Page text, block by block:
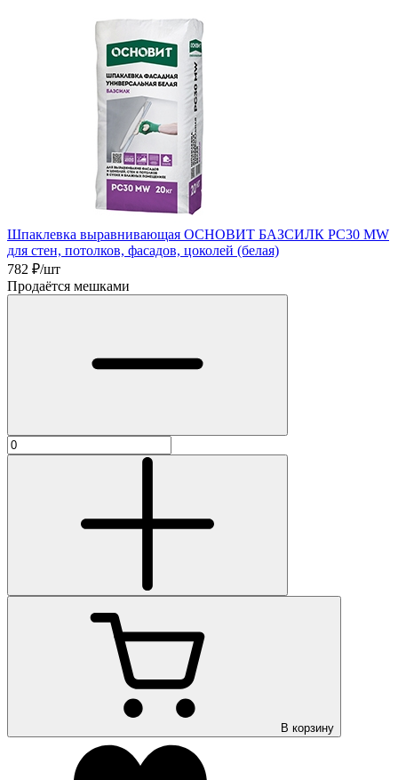
Шпаклевка выравнивающая ОСНОВИТ БАЗСИЛК PC30 MW
для стен, потолков, фасадов, цоколей (белая)
782 ₽/шт
Продаётся мешками
В корзину